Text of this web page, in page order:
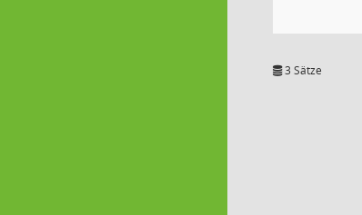
3 Sätze